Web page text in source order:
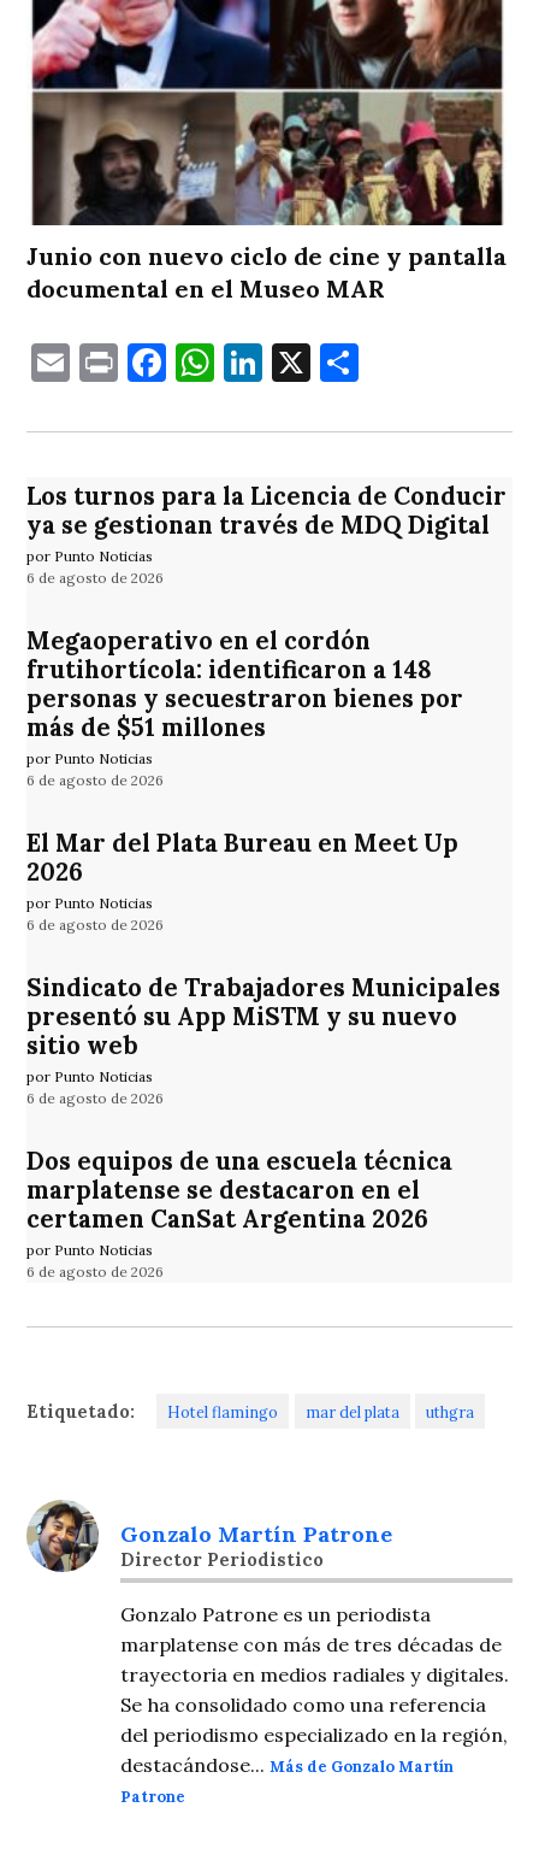
Junio con nuevo ciclo de cine y pantalla
documental en el Museo MAR
EmailPrintFacebook
WhatsApp
LinkedIn
X
Los turnos para la Licencia de Conducir
ya se gestionan través de MDQ Digital
por Punto Noticias
6 de agosto de 2026
Megaoperativo en el cordón
frutihortícola: identificaron a 148
personas y secuestraron bienes por
más de $51 millones
por Punto Noticias
6 de agosto de 2026
El Mar del Plata Bureau en Meet Up
2026
por Punto Noticias
6 de agosto de 2026
Sindicato de Trabajadores Municipales
presentó su App MiSTM y su nuevo
sitio web
por Punto Noticias
6 de agosto de 2026
Dos equipos de una escuela técnica
marplatense se destacaron en el
certamen CanSat Argentina 2026
por Punto Noticias
6 de agosto de 2026
Etiquetado: Hotel flamingo mar del plata uthgra
Gonzalo Martín Patrone
Director Periodistico
Gonzalo Patrone es un periodista
marplatense con más de tres décadas de
trayectoria en medios radiales y digitales.
Se ha consolidado como una referencia
del periodismo especializado en la región,
destacándose...Más de Gonzalo Martín
Patrone